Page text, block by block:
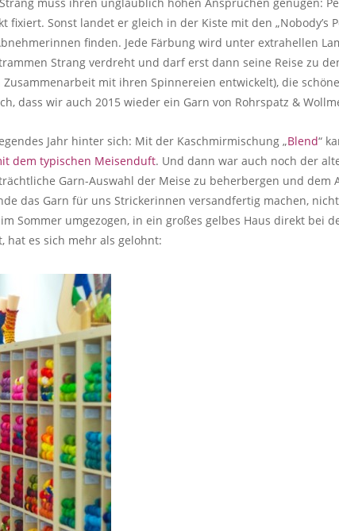
fixiert. Sonst landet er gleich in der Kiste mit den „Nobody’s
finden. Jede Färbung wird unter extrahellen
Strang verdreht und darf erst dann seine Reise zu
mit ihren Spinnereien entwickelt), die
dass wir auch 2015 wieder ein Garn von Rohrspatz &
Jahr hinter sich: Mit der Kaschmirmischung „Blend“
dem typischen Meisenduft. Und dann war auch noch der
Garn-Auswahl der Meise zu beherbergen und
das Garn für uns Strickerinnen versandfertig machen,
Sommer umgezogen, in ein großes gelbes Haus direkt bei
hat es sich mehr als gelohnt: